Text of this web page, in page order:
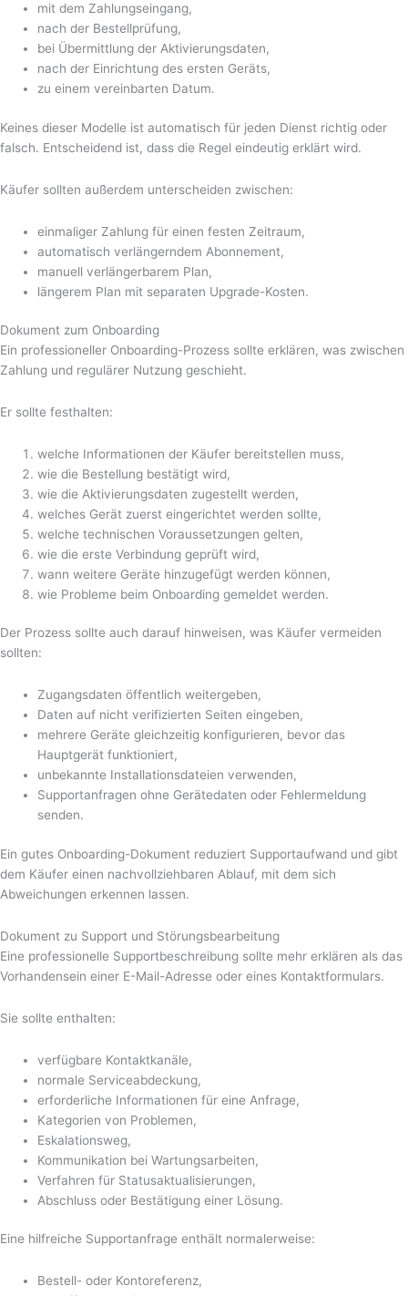
mit dem Zahlungseingang,
nach der Bestellprüfung,
bei Übermittlung der Aktivierungsdaten,
nach der Einrichtung des ersten Geräts,
zu einem vereinbarten Datum.
Keines dieser Modelle ist automatisch für jeden Dienst richtig oder
falsch. Entscheidend ist, dass die Regel eindeutig erklärt wird.
Käufer sollten außerdem unterscheiden zwischen:
einmaliger Zahlung für einen festen Zeitraum,
automatisch verlängerndem Abonnement,
manuell verlängerbarem Plan,
längerem Plan mit separaten Upgrade-Kosten.
Dokument zum Onboarding
Ein professioneller Onboarding-Prozess sollte erklären, was zwischen
Zahlung und regulärer Nutzung geschieht.
Er sollte festhalten:
welche Informationen der Käufer bereitstellen muss,
wie die Bestellung bestätigt wird,
wie die Aktivierungsdaten zugestellt werden,
welches Gerät zuerst eingerichtet werden sollte,
welche technischen Voraussetzungen gelten,
wie die erste Verbindung geprüft wird,
wann weitere Geräte hinzugefügt werden können,
wie Probleme beim Onboarding gemeldet werden.
Der Prozess sollte auch darauf hinweisen, was Käufer vermeiden
sollten:
Zugangsdaten öffentlich weitergeben,
Daten auf nicht verifizierten Seiten eingeben,
mehrere Geräte gleichzeitig konfigurieren, bevor das
Hauptgerät funktioniert,
unbekannte Installationsdateien verwenden,
Supportanfragen ohne Gerätedaten oder Fehlermeldung
senden.
Ein gutes Onboarding-Dokument reduziert Supportaufwand und gibt
dem Käufer einen nachvollziehbaren Ablauf, mit dem sich
Abweichungen erkennen lassen.
Dokument zu Support und Störungsbearbeitung
Eine professionelle Supportbeschreibung sollte mehr erklären als das
Vorhandensein einer E-Mail-Adresse oder eines Kontaktformulars.
Sie sollte enthalten:
verfügbare Kontaktkanäle,
normale Serviceabdeckung,
erforderliche Informationen für eine Anfrage,
Kategorien von Problemen,
Eskalationsweg,
Kommunikation bei Wartungsarbeiten,
Verfahren für Statusaktualisierungen,
Abschluss oder Bestätigung einer Lösung.
Eine hilfreiche Supportanfrage enthält normalerweise:
Bestell- oder Kontoreferenz,